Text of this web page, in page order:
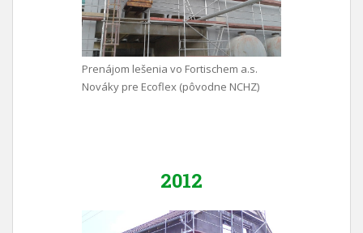
Prenájom lešenia vo Fortischem a.s.
Nováky pre Ecoflex (pôvodne NCHZ)
2012